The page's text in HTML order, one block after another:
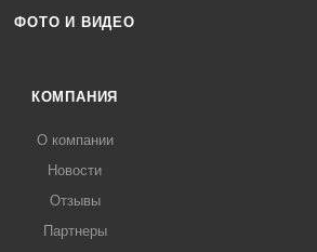
ФОТО И ВИДЕО
КОМПАНИЯ
О компании
Новости
Отзывы
Партнеры